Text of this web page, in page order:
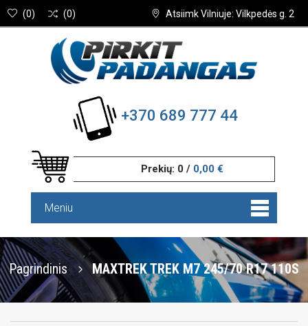
Atsiimk Vilniuje: Vilkpedės g. 2
(0) (0)
+370 689 777 44
Prekių: 0 / 0,00 €
Meniu
Pagrindinis MAXTREK TREK M7 245/70 R17 110S